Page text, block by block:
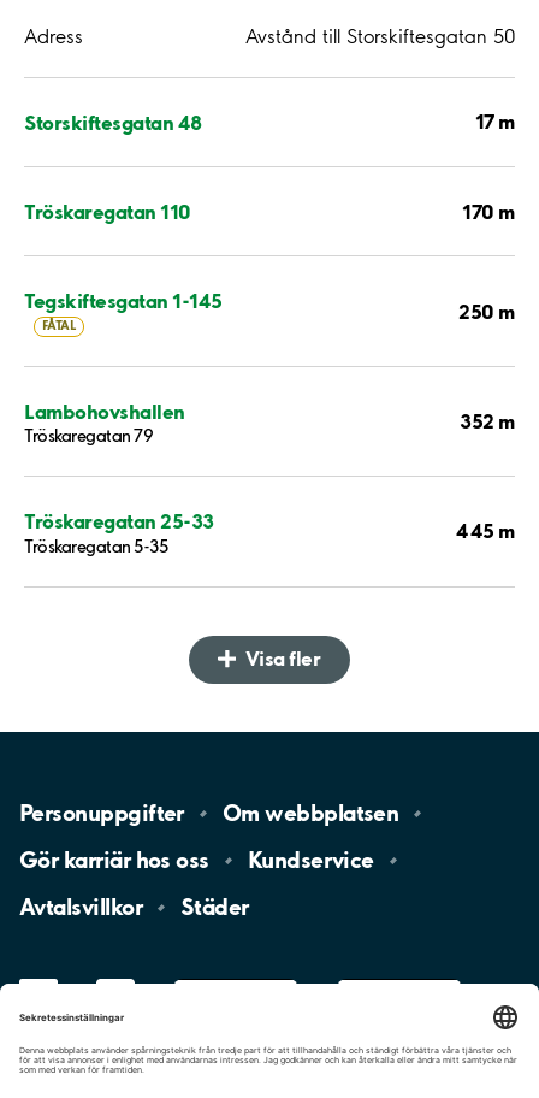
Adress Avstånd till Storskiftesgatan 50
Storskiftesgatan 48 17 m
Tröskaregatan 110 170 m
Tegskiftesgatan 1-145
FÅTAL
250 m
Lambohovshallen
Tröskaregatan 79
352 m
Tröskaregatan 25-33
Tröskaregatan 5-35
445 m
Visa fler
Personuppgifter Omwebbplatsen
Gör karriär hososs
Kundservice
Avtalsvillkor
Städer